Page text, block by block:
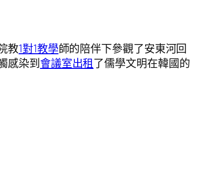
教1對1教學師的陪伴下參觀了安東河回
感染到會議室出租了儒學文明在韓國的